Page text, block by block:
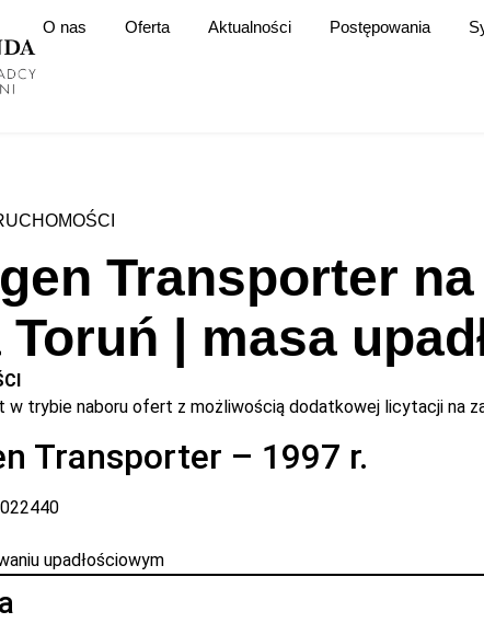
O nas Oferta Aktualności Postępowania
Transporter
| masa
w trybie naboru ofert z możliwością dodatkowej licytacji na
Transporter – 1997 r.
upadłościowym